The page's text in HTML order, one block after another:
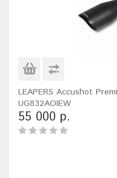
LEAPERS Accushot
UG832AOIEW
55 000 р.